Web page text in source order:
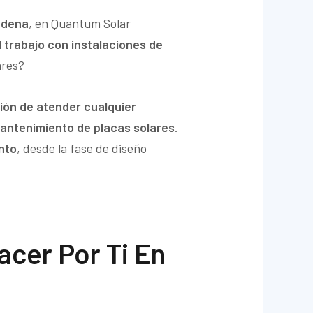
, en Quantum Solar
trabajo con instalaciones de
de atender cualquier
de placas solares.
, desde la fase de diseño
Por Ti En